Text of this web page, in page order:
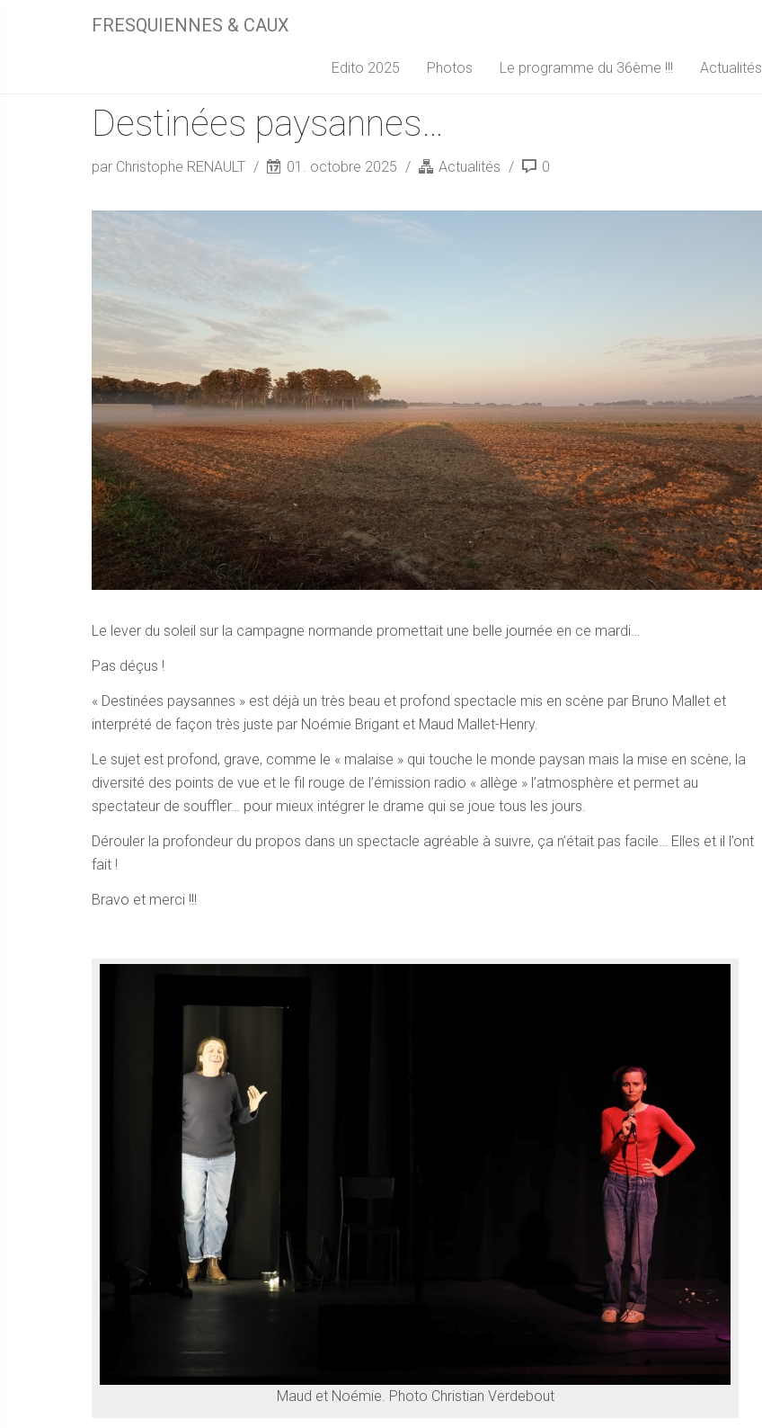
FRESQUIENNES & CAUX
Edito 2025 Photos Le programme du 36ème !!! Actualités
Destinées paysannes…
par Christophe RENAULT 01. octobre 2025 Actualités 0
Le lever du soleil sur la campagne normande promettait une belle journée en ce mardi…
Pas déçus !
« Destinées paysannes » est déjà un très beau et profond spectacle mis en scène par Bruno Mallet et
interprété de façon très juste par Noémie Brigant et Maud Mallet-Henry.
Le sujet est profond, grave, comme le « malaise » qui touche le monde paysan mais la mise en scène, la
diversité des points de vue et le fil rouge de l’émission radio « allège » l’atmosphère et permet au
spectateur de souffler… pour mieux intégrer le drame qui se joue tous les jours.
Dérouler la profondeur du propos dans un spectacle agréable à suivre, ça n’était pas facile… Elles et il l’ont
fait !
Bravo et merci !!!
Maud et Noémie. Photo Christian Verdebout